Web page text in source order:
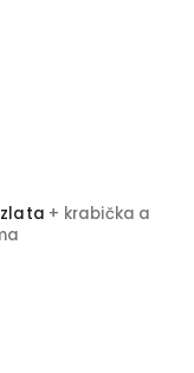
+ krabička a